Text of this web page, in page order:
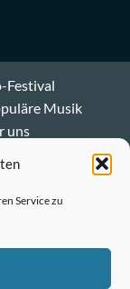
Service zu
Festival
Musik
uns